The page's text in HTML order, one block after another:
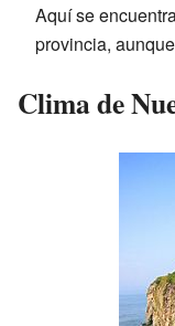
Aquí se
provincia,
Clima de